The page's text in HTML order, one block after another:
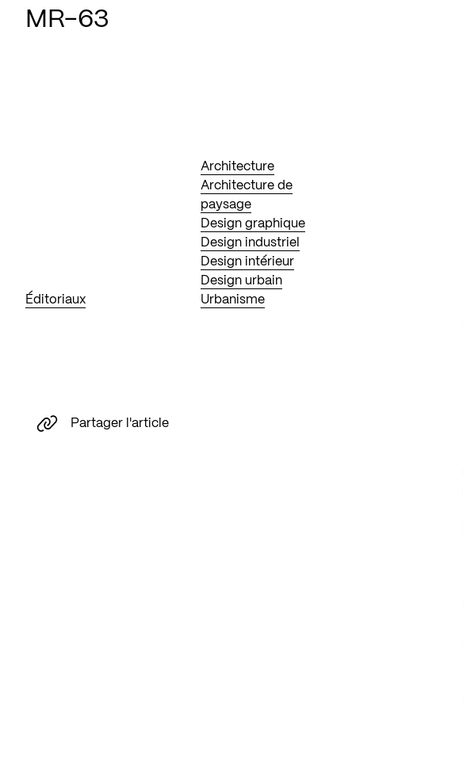
MR-63
Éditoriaux
Architecture
Architecture de
paysage
Design graphique
Design industriel
Design intérieur
Design urbain
Urbanisme
Partager l'article